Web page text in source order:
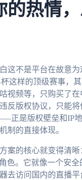
的热情，
这不是平台在故意
这样的顶级赛事，
视频等，只购买了
反版权协议，只能
正是版权壁垒和IP
制的直接体现。
案的核心就变得清
色。它就像一个安
去访问国内的直播